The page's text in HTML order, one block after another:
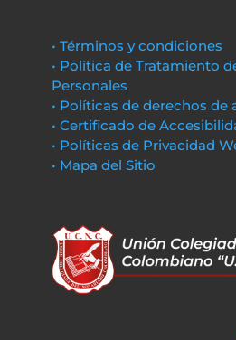
• Términos y condiciones
• Política de Tratamiento
Personales
• Políticas de derechos de
• Certificado de
• Políticas de Privacidad
• Mapa del Sitio